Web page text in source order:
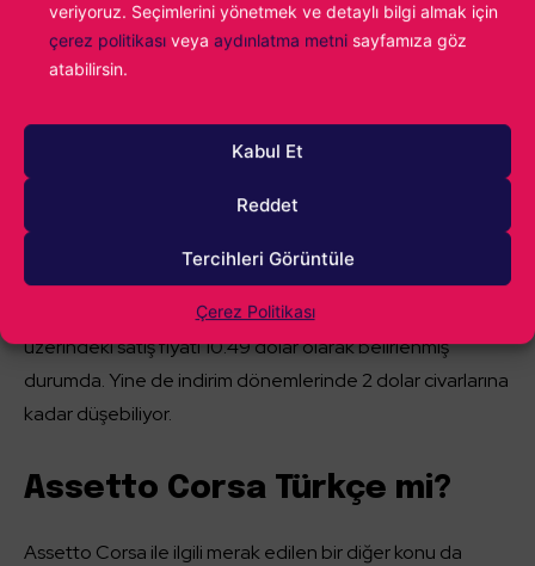
veriyoruz. Seçimlerini yönetmek ve detaylı bilgi almak için
çerez politikası veya aydınlatma metni sayfamıza göz
atabilirsin.
Kabul Et
Reddet
Tercihleri Görüntüle
Çerez Politikası
Assetto Corsa kaç TL?
Steam’in dolar kuruna geçiş yapması oyun fiyatlarını bir
hayli değiştirdi. Bundan etkilenen oyunlardan biri de
Assetto Corsa oldu. Daha önce Steam üzerinde olduça
uygun fiyatlara satın alınabilen oyun, dolar kuruna
geçilmesi ile artık çok da uygun değil. Oyunun Steam
üzerindeki satış fiyatı 10.49 dolar olarak belirlenmiş
durumda. Yine de indirim dönemlerinde 2 dolar civarlarına
kadar düşebiliyor.
Assetto Corsa Türkçe mi?
Assetto Corsa ile ilgili merak edilen bir diğer konu da